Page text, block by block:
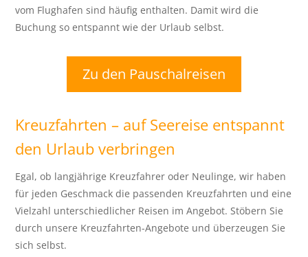
vom Flughafen sind häufig enthalten. Damit wird die
Buchung so entspannt wie der Urlaub selbst.
Zu den Pauschalreisen
Kreuzfahrten – auf Seereise entspannt
den Urlaub verbringen
Egal, ob langjährige Kreuzfahrer oder Neulinge, wir haben
für jeden Geschmack die passenden Kreuzfahrten und eine
Vielzahl unterschiedlicher Reisen im Angebot. Stöbern Sie
durch unsere Kreuzfahrten-Angebote und überzeugen Sie
sich selbst.